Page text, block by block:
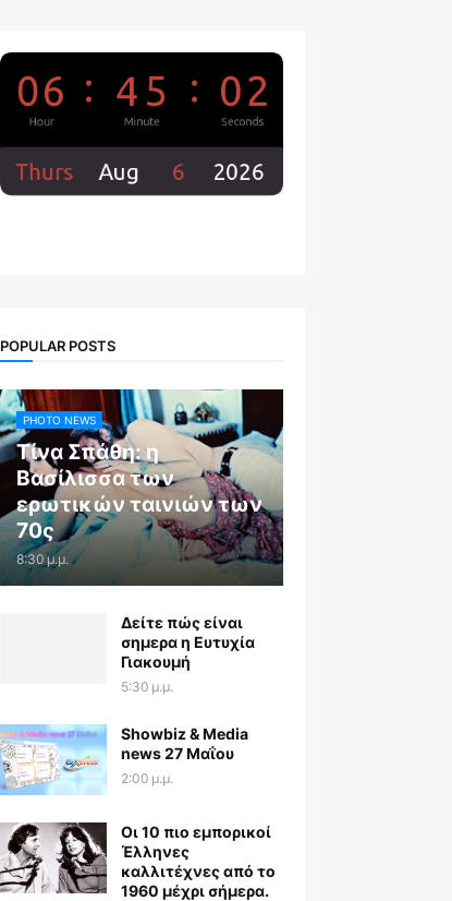
POPULAR POSTS
PHOTO NEWS
Τίνα Σπάθη: η
Βασίλισσα των
ερωτικών ταινιών των
70ς
8:30 μ.μ.
Δείτε πώς είναι
σημερα η Ευτυχία
Γιακουμή
5:30 μ.μ.
Showbiz & Media
news 27 Μαΐου
2:00 μ.μ.
Οι 10 πιο εμπορικοί
Έλληνες
καλλιτέχνες από το
1960 μέχρι σήμερα.